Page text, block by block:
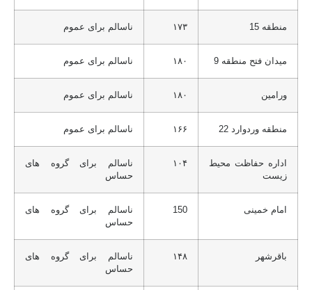
منطقه 15 ۱۷۳ ناسالم برای عموم
میدان فتح منطقه 9 ۱۸۰ ناسالم برای عموم
ورامین ۱۸۰ ناسالم برای عموم
منطقه وردوارد 22 ۱۶۶ ناسالم برای عموم
اداره حفاظت محیط
زیست
۱۰۴
ناسالم برای گروه های
حساس
امام خمینی 150
ناسالم برای گروه های
حساس
باقرشهر ۱۴۸
ناسالم برای گروه های
حساس